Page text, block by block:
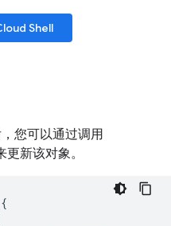
Shell
您可以通过调用
新该对象。